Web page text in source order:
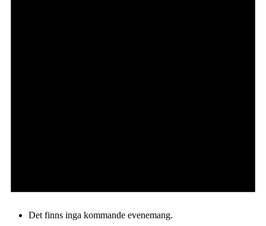
Det finns inga kommande evenemang.